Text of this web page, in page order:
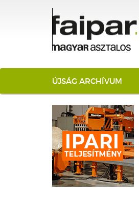
ÚJSÁG ARCHÍVUM